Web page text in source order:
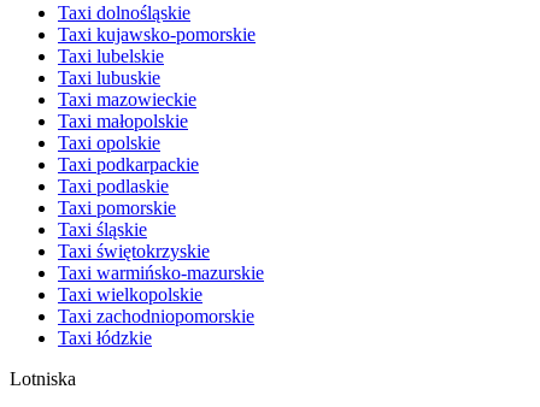
Taxi dolnośląskie
Taxi kujawsko-pomorskie
Taxi lubelskie
Taxi lubuskie
Taxi mazowieckie
Taxi małopolskie
Taxi opolskie
Taxi podkarpackie
Taxi podlaskie
Taxi pomorskie
Taxi śląskie
Taxi świętokrzyskie
Taxi warmińsko-mazurskie
Taxi wielkopolskie
Taxi zachodniopomorskie
Taxi łódzkie
Lotniska